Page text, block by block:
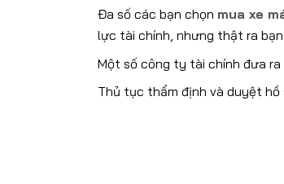
Đa số các bạn chọn mua xe
lực tài chính, nhưng thật ra
Một số công ty tài chính đưa
Thủ tục thẩm định và duyệt hồ